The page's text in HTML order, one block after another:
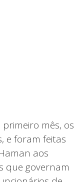
mês, os
e foram feitas
aos
que governam